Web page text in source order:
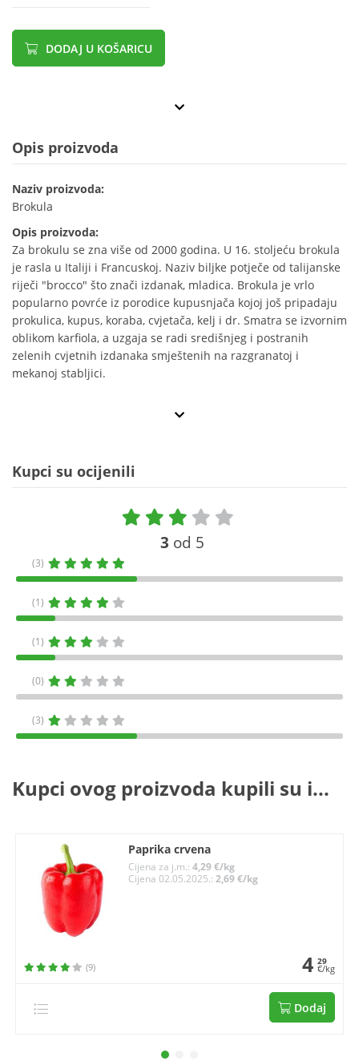
DODAJ U KOŠARICU
Opis proizvoda
Naziv proizvoda:
Brokula
Opis proizvoda:
Za brokulu se zna više od 2000 godina. U 16. stoljeću brokula
je rasla u Italiji i Francuskoj. Naziv biljke potječe od talijanske
riječi "brocco" što znači izdanak, mladica. Brokula je vrlo
popularno povrće iz porodice kupusnjača kojoj još pripadaju
prokulica, kupus, koraba, cvjetača, kelj i dr. Smatra se izvornim
oblikom karfiola, a uzgaja se radi središnjeg i postranih
zelenih cvjetnih izdanaka smještenih na razgranatoj i
mekanoj stabljici.
Kupci su ocijenili
3 od 5
(3)
(1)
(1)
(0)
(3)
Kupci ovog proizvoda kupili su i...
Paprika crvena
Cijena za j.m.:4,29 €/kg
Cijena 02.05.2025.:2,69 €/kg
(9) 4 29
€/kg
Dodaj